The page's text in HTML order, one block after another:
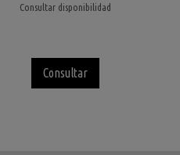
Consultar disponibilidad
Consultar